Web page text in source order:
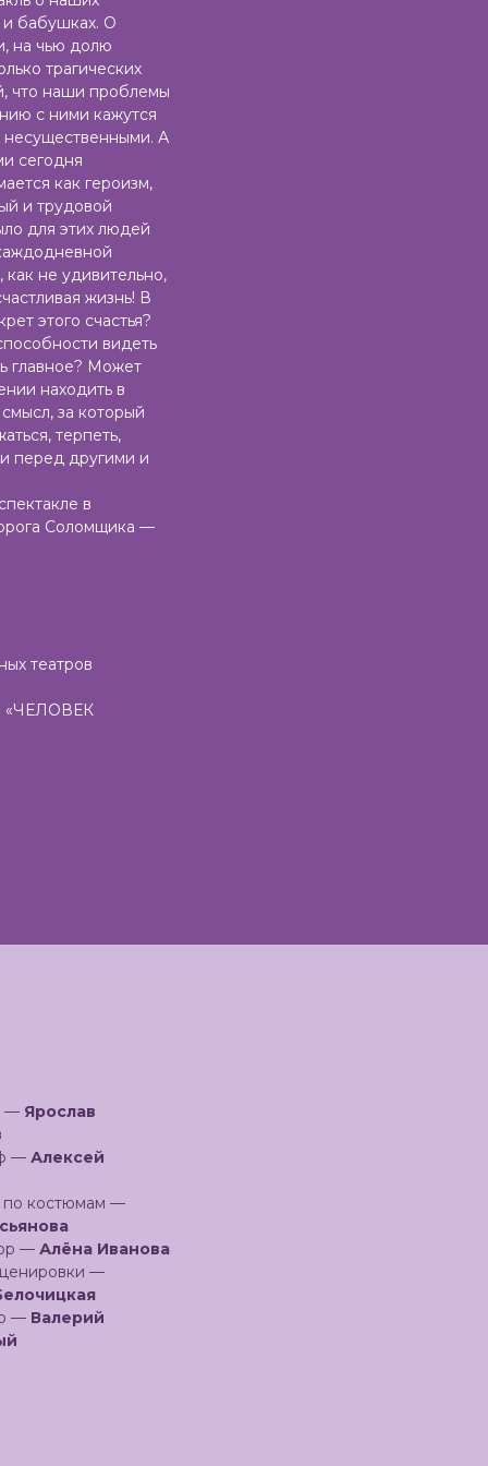
бабушках. О
на чью долю
трагических
что наши проблемы
с ними кажутся
несущественными. А
сегодня
как героизм,
и трудовой
для этих людей
не удивительно,
жизнь! В
этого счастья?
видеть
главное? Может
находить в
за который
терпеть,
перед другими и
в
Соломщика —
театров
«ЧЕЛОВЕК
— Ярослав
— Алексей
костюмам —
— Алёна Иванова
—
— Валерий